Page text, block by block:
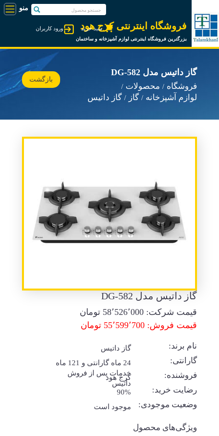
فروشگاه اینترنتی کرج هود
بزرگترین فروشگاه اینترنتی لوازم آشپزخانه و ساختمان
ورود کاربران سبد خرید
گاز داتیس مدل DG-582
فروشگاه
محصولات
لوازم آشپزخانه
گاز گاز داتیس
بازگشت
گاز داتیس مدل DG-582
قیمت شرکت: 58٬526٬000 تومان
قیمت فروش: 55٬599٬700 تومان
نام برند: گاز داتیس
گارانتی:
24 ماه گارانتی و 121 ماه
خدمات پس از فروش
داتیس
فروشنده: کرج هود
رضایت خرید: 90%
وضعیت موجودی: موجود است
ویژگی‌های محصول